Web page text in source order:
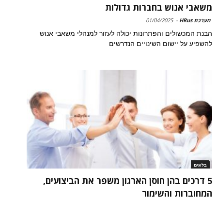
משאבי אנוש בחברות גדולות
מערכת HRus -
01/04/2025
הבנת המכשולים והפתרונות יכולה לעזור למנהלי משאבי אנוש
להשפיע על יישום השינויים הנדרשים
בלוגים
5 דרכים בהן חוסן הארגון משפר את הביצועים,
המחוברות והשימור